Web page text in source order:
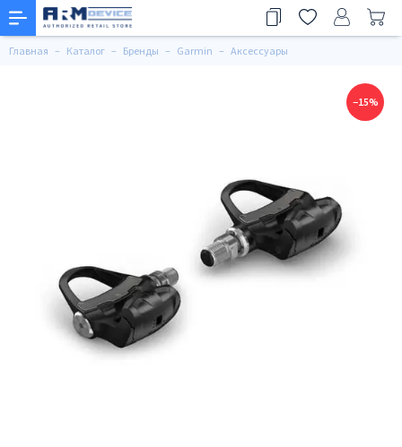
Главная Каталог Бренды Garmin Аксессуары
−15%